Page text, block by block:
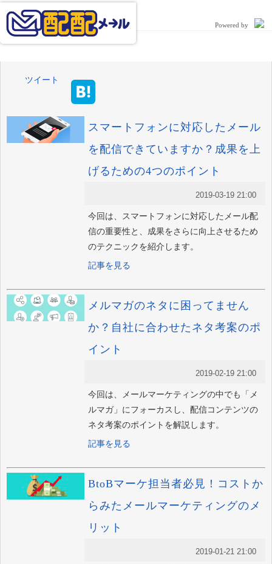
Powered by
ツイート
スマートフォンに対応したメール
を配信できていますか？成果を上
げるための4つのポイント
2019-03-19 21:00
今回は、スマートフォンに対応したメール配
信の重要性と、成果をさらに向上させるため
のテクニックを紹介します。
記事を見る
メルマガのネタに困ってません
か？自社に合わせたネタ考案のポ
イント
2019-02-19 21:00
今回は、メールマーケティングの中でも「メ
ルマガ」にフォーカスし、配信コンテンツの
ネタ考案のポイントを解説します。
記事を見る
BtoBマーケ担当者必見！コストか
らみたメールマーケティングのメ
リット
2019-01-21 21:00